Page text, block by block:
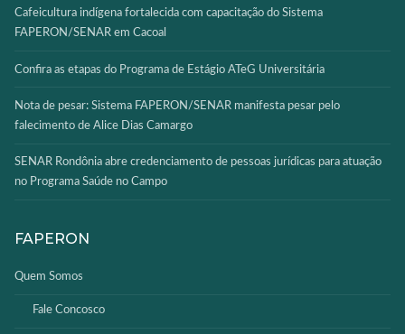
Cafeicultura indígena fortalecida com capacitação do Sistema
FAPERON/SENAR em Cacoal
Confira as etapas do Programa de Estágio ATeG Universitária
Nota de pesar: Sistema FAPERON/SENAR manifesta pesar pelo
falecimento de Alice Dias Camargo
SENAR Rondônia abre credenciamento de pessoas jurídicas para atuação
no Programa Saúde no Campo
FAPERON
Quem Somos
Fale Concosco